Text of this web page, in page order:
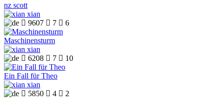
nz scott
xian
 9607  7  6
Maschinensturm
xian
 6208  7  10
Ein Fall für Theo
xian
 5850  4  2